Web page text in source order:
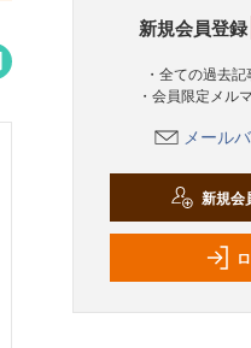
新規会員登録
・全ての過去
・会員限定メル
メール
新規会